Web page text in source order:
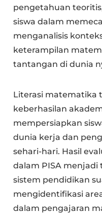
pengetahuan
siswa dalam
menganalisis
keterampilan
tantangan di dunia
Literasi matematika
keberhasilan
mempersiapkan
dunia kerja dan
sehari-hari. Hasil
dalam PISA
sistem pendidikan
mengidentifikasi
dalam pengajaran